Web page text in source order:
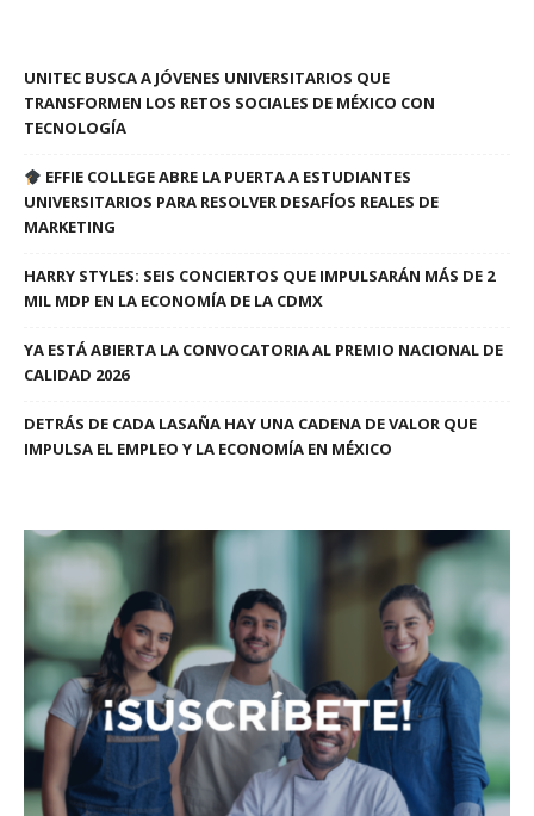
UNITEC BUSCA A JÓVENES UNIVERSITARIOS QUE
TRANSFORMEN LOS RETOS SOCIALES DE MÉXICO CON
TECNOLOGÍA
EFFIE COLLEGE ABRE LA PUERTA A ESTUDIANTES
UNIVERSITARIOS PARA RESOLVER DESAFÍOS REALES DE
MARKETING
HARRY STYLES: SEIS CONCIERTOS QUE IMPULSARÁN MÁS DE 2
MIL MDP EN LA ECONOMÍA DE LA CDMX
YA ESTÁ ABIERTA LA CONVOCATORIA AL PREMIO NACIONAL DE
CALIDAD 2026
DETRÁS DE CADA LASAÑA HAY UNA CADENA DE VALOR QUE
IMPULSA EL EMPLEO Y LA ECONOMÍA EN MÉXICO